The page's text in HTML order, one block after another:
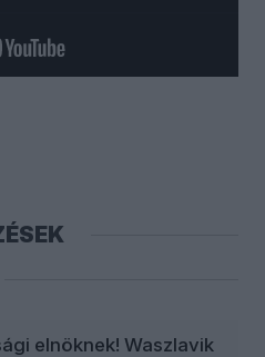
elnöknek! Waszlavik